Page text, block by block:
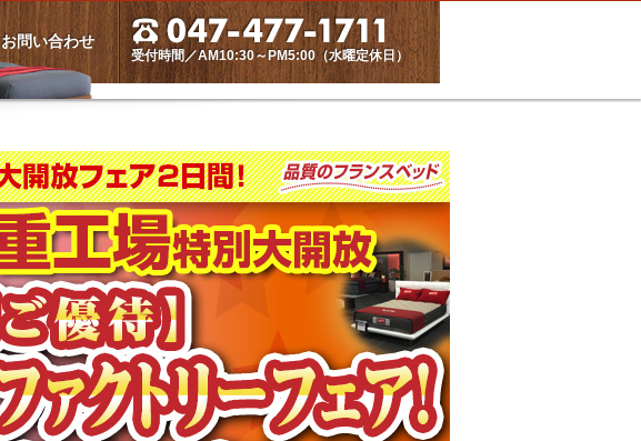
お問い合わせ
受付時間／AM10:30～PM5:00（水曜定休日）